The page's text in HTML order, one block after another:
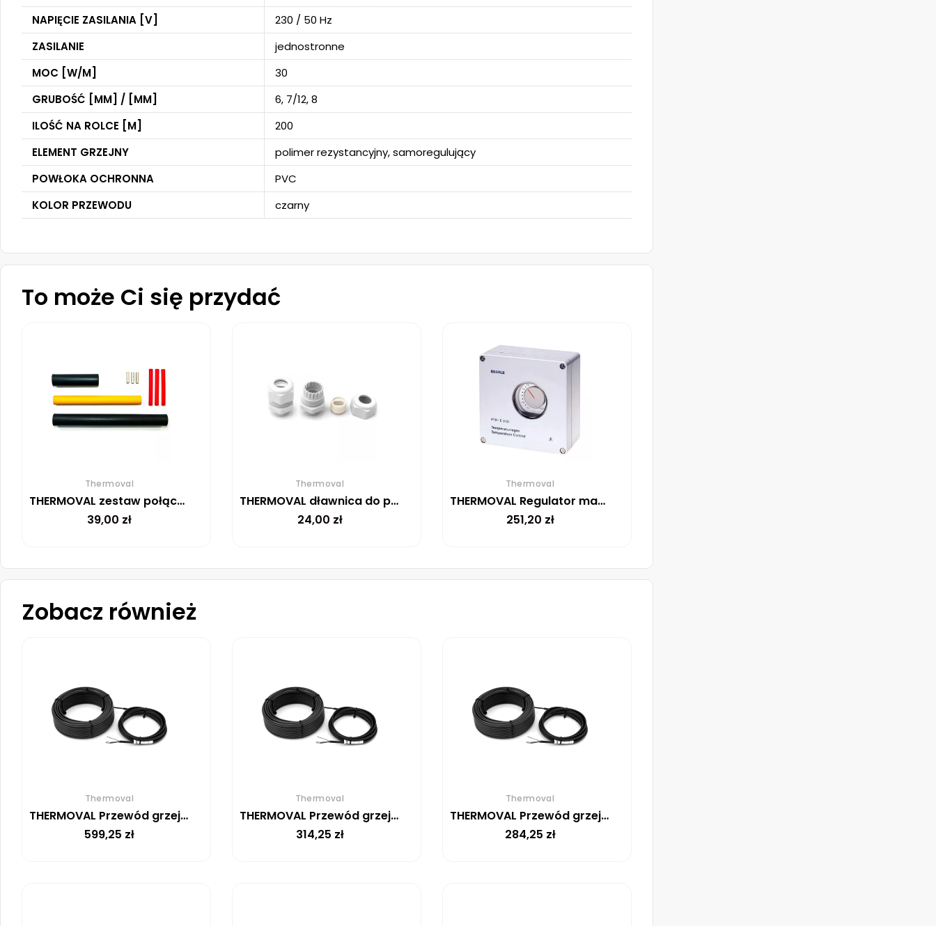
NAPIĘCIE ZASILANIA [V]
230 / 50 Hz
ZASILANIE
jednostronne
MOC [W/M]
30
GRUBOŚĆ [MM] / [MM]
6, 7/12, 8
ILOŚĆ NA ROLCE [M]
200
ELEMENT GRZEJNY
polimer rezystancyjny, samoregulujący
POWŁOKA OCHRONNA
PVC
KOLOR PRZEWODU
czarny
To może Ci się przydać
Thermoval
THERMOVAL zestaw połączeniowo-zakończeniowy do przewodów ELSR
39,00 zł
Thermoval
THERMOVAL dławnica do przewodów samoregulujących ELSR
24,00 zł
Thermoval
THERMOVAL Regulator manualny FTR-E 3121
251,20 zł
Zobacz również
Thermoval
THERMOVAL Przewód grzejny TV SHTV 30 W/m – 49m
599,25 zł
Thermoval
THERMOVAL Przewód grzejny TV SHTV 30 W/m – 25m
314,25 zł
Thermoval
THERMOVAL Przewód grzejny TV SHTV 30 W/m – 21m
284,25 zł